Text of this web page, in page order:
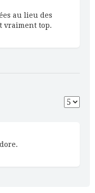
au lieu des
vraiment top.